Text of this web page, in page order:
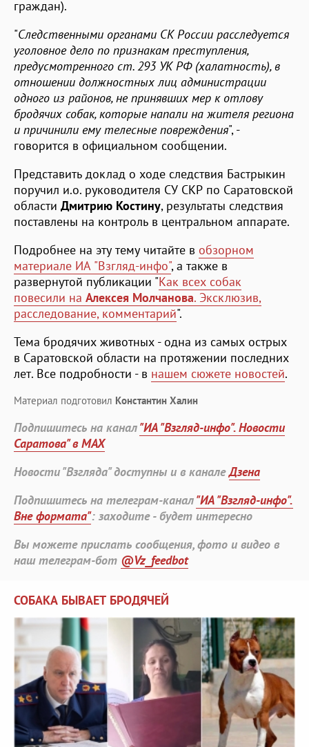
граждан).
"Следственными органами СК России расследуется
уголовное дело по признакам преступления,
предусмотренного ст. 293 УК РФ (халатность), в
отношении должностных лиц администрации
одного из районов, не принявших мер к отлову
бродячих собак, которые напали на жителя региона
и причинили ему телесные повреждения", -
говорится в официальном сообщении.
Представить доклад о ходе следствия Бастрыкин
поручил и.о. руководителя СУ СКР по Саратовской
области Дмитрию Костину, результаты следствия
поставлены на контроль в центральном аппарате.
Подробнее на эту тему читайте в обзорном
материале ИА "Взгляд-инфо", а также в
развернутой публикации "Как всех собак
повесили на Алексея Молчанова. Эксклюзив,
расследование, комментарий".
Тема бродячих животных - одна из самых острых
в Саратовской области на протяжении последних
лет. Все подробности - в нашем сюжете новостей.
Материал подготовил Константин Халин
Подпишитесь на канал"ИА "Взгляд-инфо". Новости
Саратова" в MAX
Новости "Взгляда" доступны и в каналеДзена
Подпишитесь на телеграм-канал"ИА "Взгляд-инфо".
Вне формата": заходите - будет интересно
Вы можете прислать сообщения, фото и видео в
наш телеграм-бот @Vz_feedbot
СОБАКА БЫВАЕТ БРОДЯЧЕЙ